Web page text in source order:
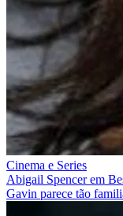
Cinema e Series
Abigail Spencer em
Gavin parece tão